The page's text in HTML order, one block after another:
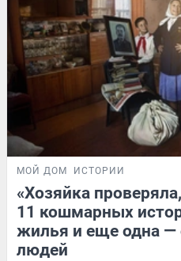
МОЙ ДОМ ИСТОРИИ
«Хозяйка
11 кошмарных
жилья и еще одна —
людей